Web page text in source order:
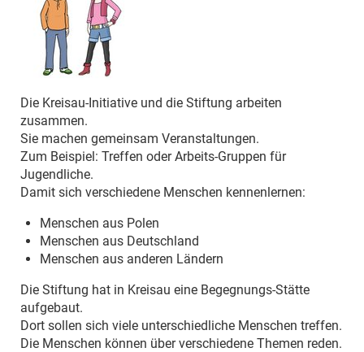
Die Kreisau-Initiative und die Stiftung arbeiten
zusammen.
Sie machen gemeinsam Veranstaltungen.
Zum Beispiel: Treffen oder Arbeits-Gruppen für
Jugendliche.
Damit sich verschiedene Menschen kennenlernen:
Menschen aus Polen
Menschen aus Deutschland
Menschen aus anderen Ländern
Die Stiftung hat in Kreisau eine Begegnungs-Stätte
aufgebaut.
Dort sollen sich viele unterschiedliche Menschen treffen.
Die Menschen können über verschiedene Themen reden.